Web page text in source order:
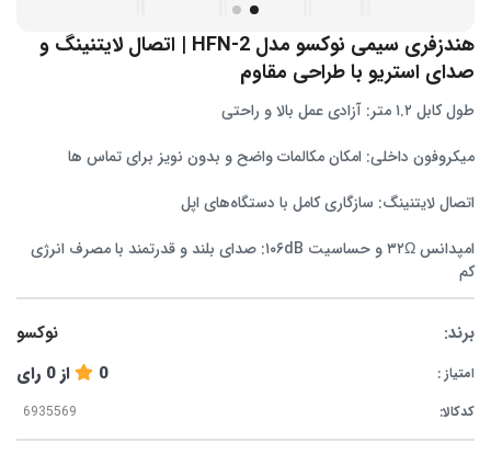
هندزفری سیمی نوکسو مدل HFN-2 | اتصال لایتنینگ و
صدای استریو با طراحی مقاوم
طول کابل ۱.۲ متر: آزادی عمل بالا و راحتی
میکروفون داخلی: امکان مکالمات واضح و بدون نویز برای تماس‌ ها
اتصال لایتنینگ: سازگاری کامل با دستگاه‌های اپل
امپدانس ۳۲Ω و حساسیت ۱۰۶dB: صدای بلند و قدرتمند با مصرف انرژی
کم
برند: نوکسو
امتیاز : 0 از0 رای
کدکالا: